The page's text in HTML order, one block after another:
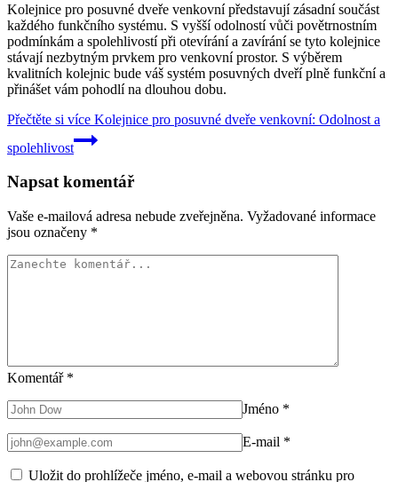
Kolejnice pro posuvné dveře venkovní představují zásadní součást
každého funkčního systému. S vyšší odolností vůči povětrnostním
podmínkám a spolehlivostí při otevírání a zavírání se tyto kolejnice
stávají nezbytným prvkem pro venkovní prostor. S výběrem
kvalitních kolejnic bude váš systém posuvných dveří plně funkční a
přinášet vám pohodlí na dlouhou dobu.
Přečtěte si více Kolejnice pro posuvné dveře venkovní: Odolnost a
spolehlivost
Napsat komentář
Vaše e-mailová adresa nebude zveřejněna. Vyžadované informace
jsou označeny *
Komentář *
Jméno *
E-mail *
Uložit do prohlížeče jméno, e-mail a webovou stránku pro